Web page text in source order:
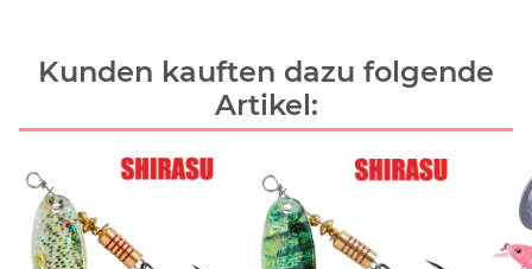
Kunden kauften dazu folgende
Artikel: